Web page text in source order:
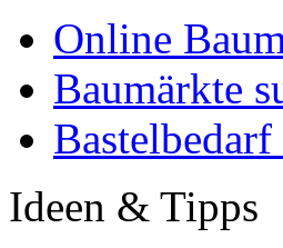
Online
Baumärkte
Bastelbedarf
Ideen & Tipps